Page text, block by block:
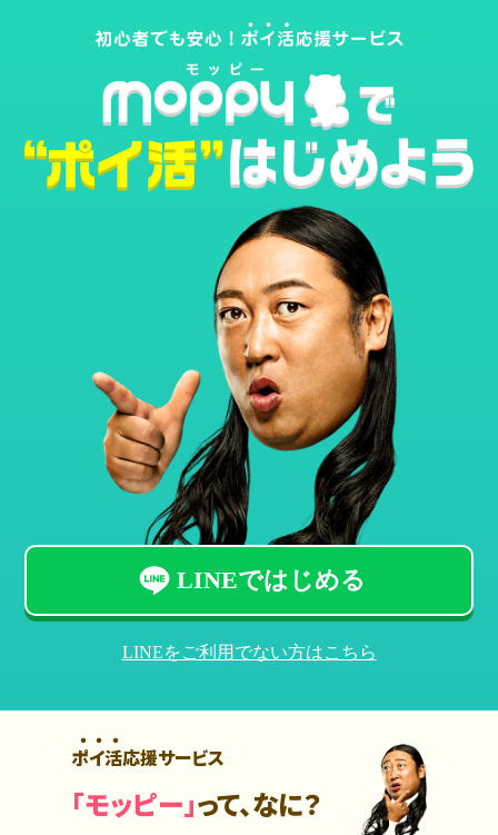
LINEではじめる
LINEをご利用でない方はこちら
ポイ活応援サービス
「モッピー」って、なに？